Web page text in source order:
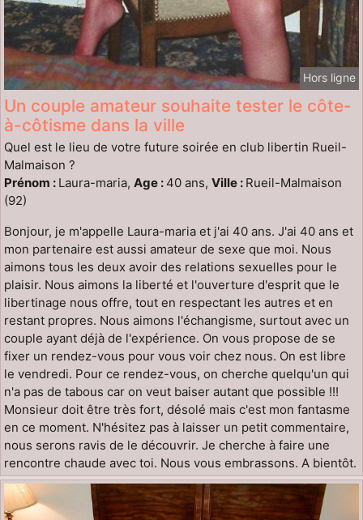
Hors ligne
Un couple amateur souhaite tester le côte-
à-côtisme dans la ville
Quel est le lieu de votre future soirée en club libertin Rueil-
Malmaison ?
Prénom : Laura-maria, Age : 40 ans, Ville : Rueil-Malmaison
(92)
Bonjour, je m'appelle Laura-maria et j'ai 40 ans. J'ai 40 ans et
mon partenaire est aussi amateur de sexe que moi. Nous
aimons tous les deux avoir des relations sexuelles pour le
plaisir. Nous aimons la liberté et l'ouverture d'esprit que le
libertinage nous offre, tout en respectant les autres et en
restant propres. Nous aimons l'échangisme, surtout avec un
couple ayant déjà de l'expérience. On vous propose de se
fixer un rendez-vous pour vous voir chez nous. On est libre
le vendredi. Pour ce rendez-vous, on cherche quelqu'un qui
n'a pas de tabous car on veut baiser autant que possible !!!
Monsieur doit être très fort, désolé mais c'est mon fantasme
en ce moment. N'hésitez pas à laisser un petit commentaire,
nous serons ravis de le découvrir. Je cherche à faire une
rencontre chaude avec toi. Nous vous embrassons. A bientôt.